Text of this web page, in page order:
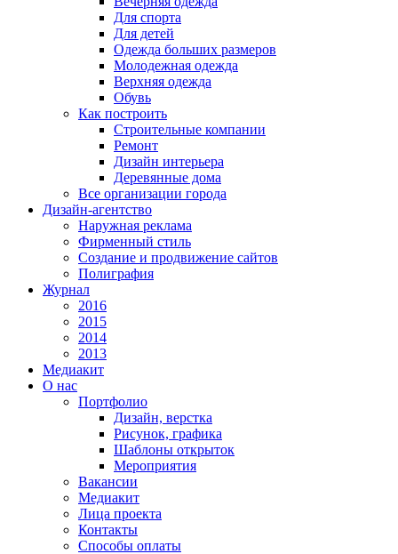
Для спорта
Для детей
Одежда больших размеров
Молодежная одежда
Верхняя одежда
Обувь
Как построить
Строительные компании
Ремонт
Дизайн интерьера
Деревянные дома
Все организации города
Дизайн-агентство
Наружная реклама
Фирменный стиль
Создание и продвижение сайтов
Полиграфия
Журнал
2016
2015
2014
2013
Медиакит
О нас
Портфолио
Дизайн, верстка
Рисунок, графика
Шаблоны открыток
Мероприятия
Вакансии
Медиакит
Лица проекта
Контакты
Способы оплаты